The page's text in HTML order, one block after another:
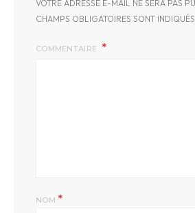
VOTRE ADRESSE E-MAIL NE SERA PAS
CHAMPS OBLIGATOIRES SONT
COMMENTAIRE
NOM*